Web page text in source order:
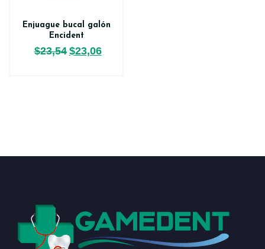
Enjuague bucal galón
Encident
$23,54 $23,06